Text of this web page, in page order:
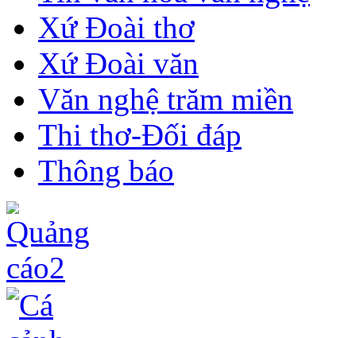
Xứ Đoài thơ
Xứ Đoài văn
Văn nghệ trăm miền
Thi thơ-Đối đáp
Thông báo